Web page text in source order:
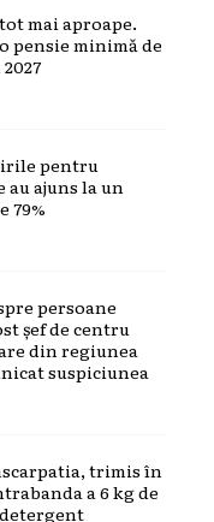
mai aproape.
pensie minimă de
pentru
au ajuns la un
79%
persoane
șef de centru
din regiunea
suspiciunea
trimis în
a 6 kg de